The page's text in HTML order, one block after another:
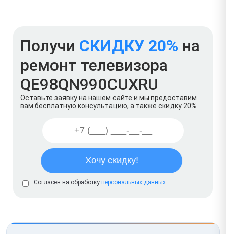
Получи СКИДКУ 20% на
ремонт телевизора
QE98QN990CUXRU
Оставьте заявку на нашем сайте и мы предоставим
вам бесплатную консультацию, а также скидку 20%
Согласен на обработку персональных данных